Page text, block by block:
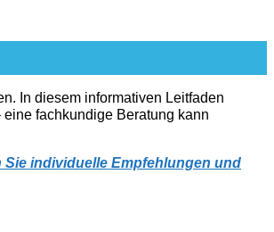
In diesem informativen Leitfaden
fachkundige Beratung kann
individuelle Empfehlungen und